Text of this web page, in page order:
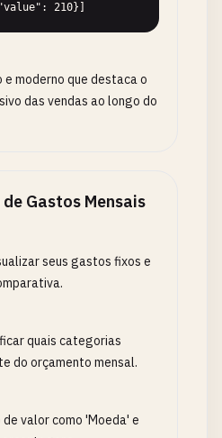
210}]
moderno que destaca o
das vendas ao longo do
Gastos Mensais
seus gastos fixos e
quais categorias
do orçamento mensal.
valor como 'Moeda' e